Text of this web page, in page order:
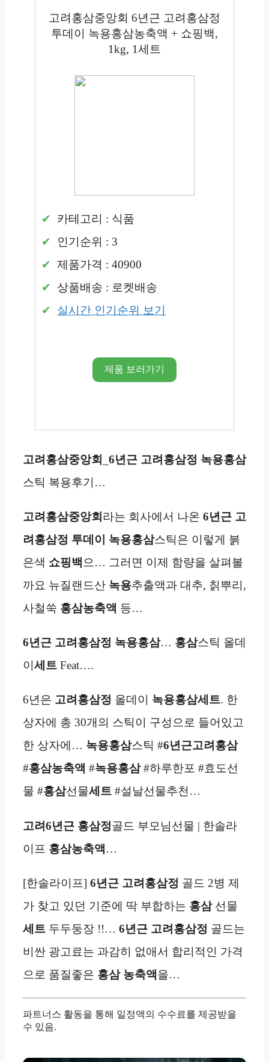
고려홍삼중앙회 6년근 고려홍삼정
투데이 녹용홍삼농축액 + 쇼핑백,
1kg, 1세트
카테고리 : 식품
인기순위 : 3
제품가격 : 40900
상품배송 : 로켓배송
실시간 인기순위 보기
제품 보러가기
고려홍삼중앙회 6년근 고려홍삼정 녹용홍삼
스틱 복용후기…
고려홍삼중앙회 라는 회사에서 나온 6년근 고
려홍삼정 투데이 녹용홍삼스틱은 이렇게 붉
은색 쇼핑백 으… 그러면 이제 함량을 살펴볼
까요 뉴질랜드산 녹용추출액과 대추, 칡뿌리,
사철쑥 홍삼농축액 등…
6년근 고려홍삼정 녹용홍삼… 홍삼스틱 올데
이 세트 Feat….
6년은 고려홍삼정 올데이 녹용홍삼세트. 한
상자에 총 30개의 스틱이 구성으로 들어있고
한 상자에… 녹용홍삼스틱 #6년근고려홍삼
#홍삼농축액 #녹용홍삼#하루한포 #효도선
물 #홍삼선물세트 #설날선물추천…
고려6년근 홍삼정골드 부모님선물 | 한솔라
이프 홍삼농축액…
[한솔라이프] 6년근 고려홍삼정 골드 2병 제
가 찾고 있던 기준에 딱 부합하는 홍삼선물
세트 두두둥장 !!… 6년근 고려홍삼정 골드는
비싼 광고료는 과감히 없애서 합리적인 가격
으로 품질좋은 홍삼 농축액을…
파트너스 활동을 통해 일정액의 수수료를 제공받을
수 있음.